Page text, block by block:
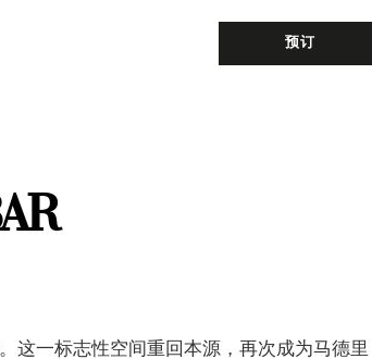
预订
这一标志性空间重回本源，再次成为马德里